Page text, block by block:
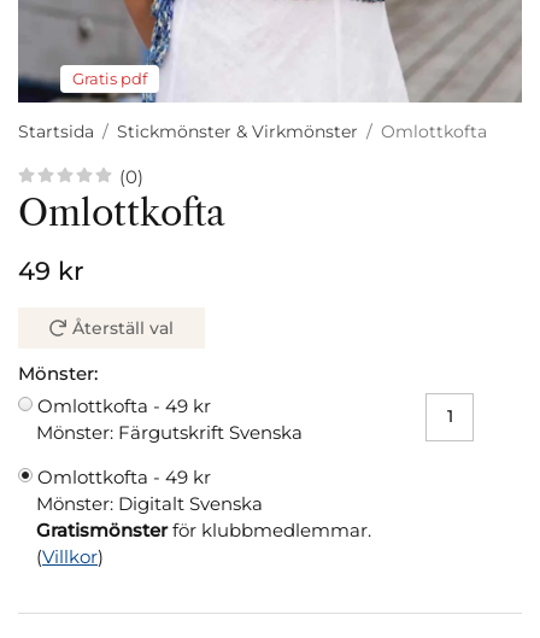
Gratis pdf
Startsida / Stickmönster & Virkmönster / Omlottkofta
(0)
Omlottkofta
49 kr
Återställ val
Mönster:
Omlottkofta - 49 kr
Mönster: Färgutskrift Svenska
Omlottkofta - 49 kr
Mönster: Digitalt Svenska
Gratismönsterför klubbmedlemmar.
(Villkor)